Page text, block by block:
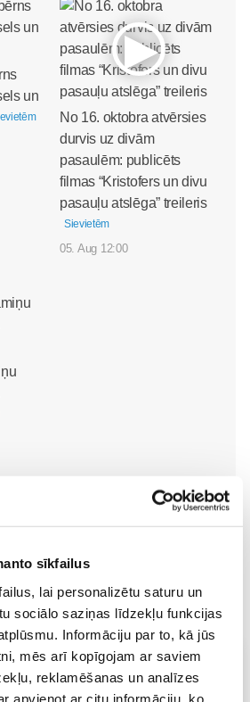
sīkfailus
lai personalizētu saturu un
sociālo saziņas līdzekļu funkcijas
Informāciju par to, kā jūs
mēs arī kopīgojam ar saviem
reklamēšanas un analīzes
apvienot ar citu informāciju, ko
un
No 16. oktobra atvērsies
durvis uz divām
pasaulēm: publicēts
filmas “Kristofers un divu
pasauļu atslēga” treileris
Sievietēm
05. Aug 12:00
Vecāku skola
pēcdzemdību masāža, ķermeņa